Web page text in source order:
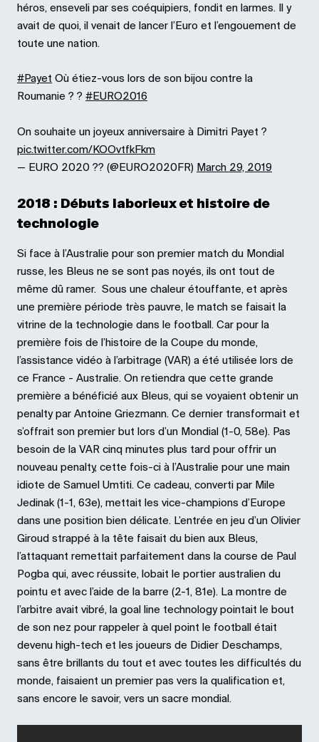
héros, enseveli par ses coéquipiers, fondit en larmes. Il y
avait de quoi, il venait de lancer l’Euro et l’engouement de
toute une nation.
#Payet Où étiez-vous lors de son bijou contre la
Roumanie ? ? #EURO2016
On souhaite un joyeux anniversaire à Dimitri Payet ?
pic.twitter.com/KOOvtfkFkm
— EURO 2020 ?? (@EURO2020FR) March 29, 2019
2018 : Débuts laborieux et histoire de
technologie
Si face à l’Australie pour son premier match du Mondial
russe, les Bleus ne se sont pas noyés, ils ont tout de
même dû ramer. Sous une chaleur étouffante, et après
une première période très pauvre, le match se faisait la
vitrine de la technologie dans le football. Car pour la
première fois de l’histoire de la Coupe du monde,
l’assistance vidéo à l’arbitrage (VAR) a été utilisée lors de
ce France - Australie. On retiendra que cette grande
première a bénéficié aux Bleus, qui se voyaient obtenir un
penalty par Antoine Griezmann. Ce dernier transformait et
s’offrait son premier but lors d’un Mondial (1-0, 58e). Pas
besoin de la VAR cinq minutes plus tard pour offrir un
nouveau penalty, cette fois-ci à l’Australie pour une main
idiote de Samuel Umtiti. Ce cadeau, converti par Mile
Jedinak (1-1, 63e), mettait les vice-champions d’Europe
dans une position bien délicate. L’entrée en jeu d’un Olivier
Giroud strappé à la tête faisait du bien aux Bleus,
l’attaquant remettait parfaitement dans la course de Paul
Pogba qui, avec réussite, lobait le portier australien du
pointu et avec l’aide de la barre (2-1, 81e). La montre de
l’arbitre avait vibré, la goal line technology pointait le bout
de son nez pour rappeler à quel point le football était
devenu high-tech et les joueurs de Didier Deschamps,
sans être brillants du tout et avec toutes les difficultés du
monde, faisaient un premier pas vers la qualification et,
sans encore le savoir, vers un sacre mondial.